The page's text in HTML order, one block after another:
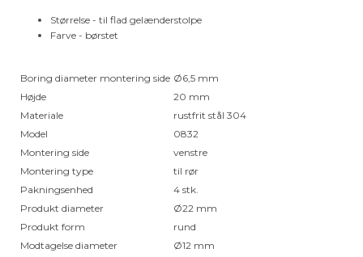
Størrelse - til flad gelænderstolpe
Farve - børstet
Boring diameter montering side Ø6,5 mm
Højde
20 mm
Materiale
rustfrit stål 304
Model
0832
Montering side
venstre
Montering type
til rør
Pakningsenhed
4 stk.
Produkt diameter
Ø22 mm
Produkt form
rund
Modtagelse diameter
Ø12 mm